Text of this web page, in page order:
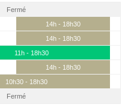
Fermé
14h - 18h30
14h - 18h30
11h - 18h30
14h - 18h30
10h30 - 18h30
Fermé